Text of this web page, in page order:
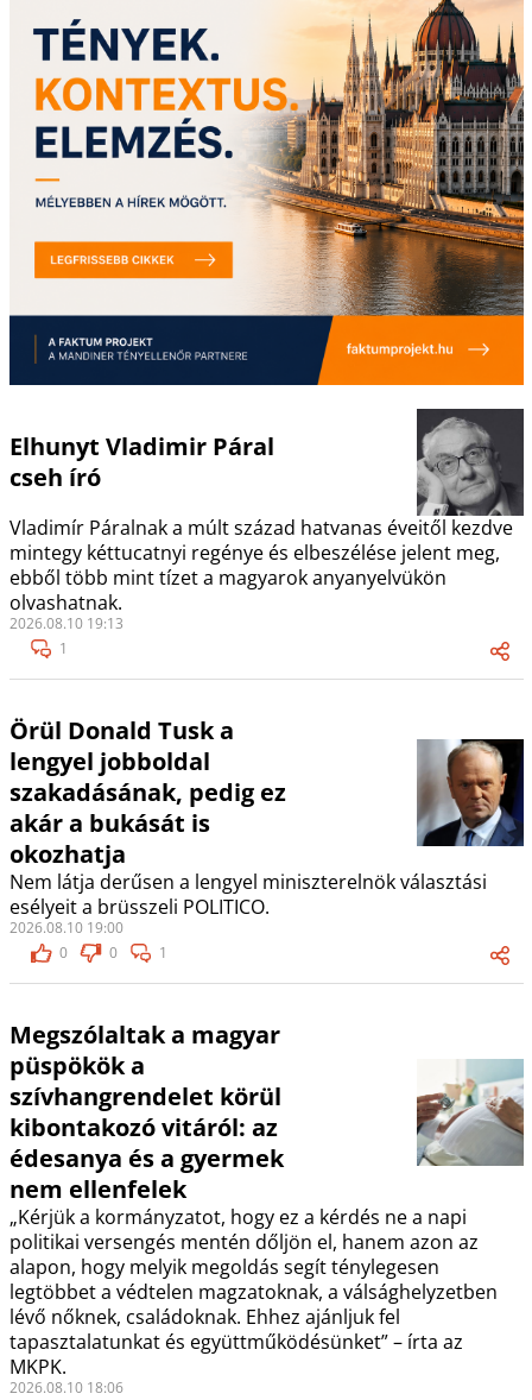
Elhunyt Vladimir Páral
cseh író
Vladimír Páralnak a múlt század hatvanas éveitől kezdve
mintegy kéttucatnyi regénye és elbeszélése jelent meg,
ebből több mint tízet a magyarok anyanyelvükön
olvashatnak.
2026.08.10 19:13
1
Örül Donald Tusk a
lengyel jobboldal
szakadásának, pedig ez
akár a bukását is
okozhatja
Nem látja derűsen a lengyel miniszterelnök választási
esélyeit a brüsszeli POLITICO.
2026.08.10 19:00
0
0 1
Megszólaltak a magyar
püspökök a
szívhangrendelet körül
kibontakozó vitáról: az
édesanya és a gyermek
nem ellenfelek
„Kérjük a kormányzatot, hogy ez a kérdés ne a napi
politikai versengés mentén dőljön el, hanem azon az
alapon, hogy melyik megoldás segít ténylegesen
legtöbbet a védtelen magzatoknak, a válsághelyzetben
lévő nőknek, családoknak. Ehhez ajánljuk fel
tapasztalatunkat és együttműködésünket” – írta az
MKPK.
2026.08.10 18:06